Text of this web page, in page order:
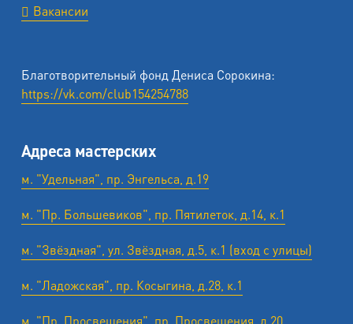
Вакансии
Благотворительный фонд Дениса Сорокина:
https://vk.com/club154254788
Адреса мастерских
м. "Удельная", пр. Энгельса, д.19
м. "Пр. Большевиков", пр. Пятилеток, д.14, к.1
м. "Звёздная", ул. Звёздная, д.5, к.1 (вход с улицы)
м. "Ладожская", пр. Косыгина, д.28, к.1
м. "Пр. Просвещения", пр. Просвещения, д.20